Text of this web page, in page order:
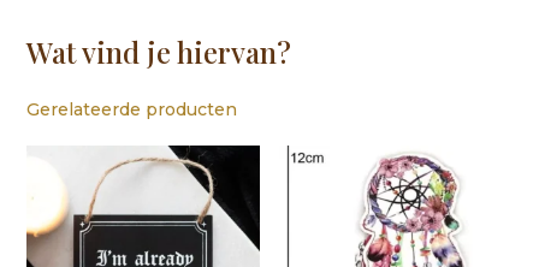
Wat vind je hiervan?
Gerelateerde producten